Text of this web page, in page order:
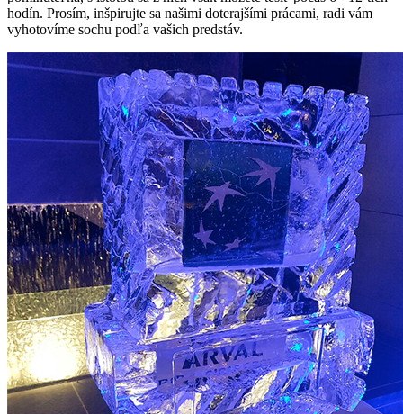
hodín. Prosím, inšpirujte sa našimi doterajšími prácami, radi vám
vyhotovíme sochu podľa vašich predstáv.